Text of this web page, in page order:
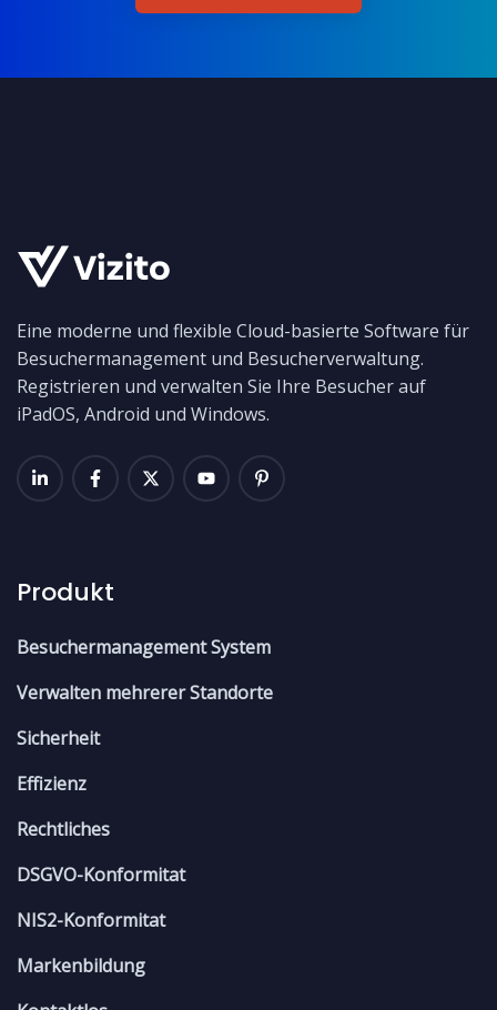
Eine moderne und flexible Cloud-basierte Software für
Besuchermanagement und Besucherverwaltung.
Registrieren und verwalten Sie Ihre Besucher auf
iPadOS, Android und Windows.
Produkt
Besuchermanagement System
Verwalten mehrerer Standorte
Sicherheit
Effizienz
Rechtliches
DSGVO-Konformitat
NIS2-Konformitat
Markenbildung